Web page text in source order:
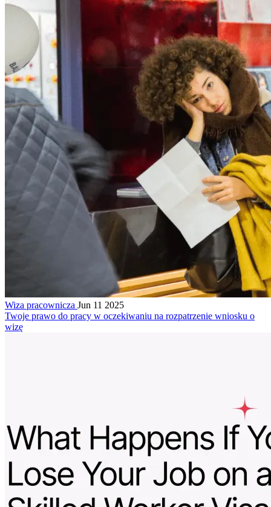
Wiza pracownicza Jun 11 2025
Twoje prawo do pracy w oczekiwaniu na rozpatrzenie wniosku o
wizę